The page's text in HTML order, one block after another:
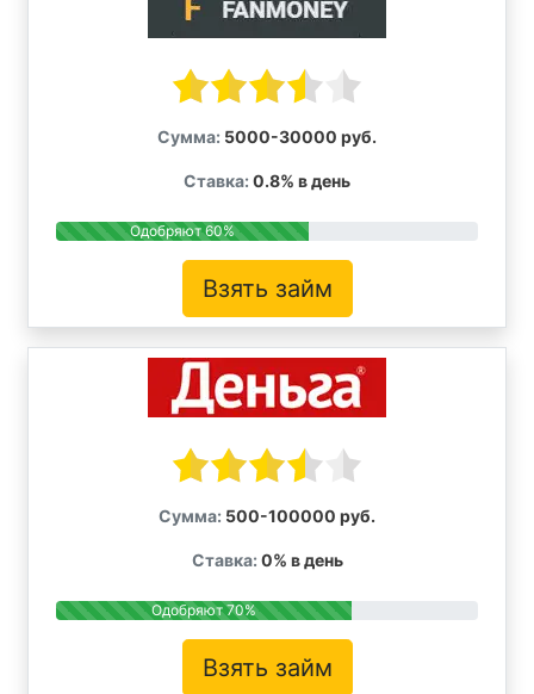
Сумма: 5000-30000 руб.
Ставка: 0.8% в день
Одобряют 60%
Взять займ
Сумма: 500-100000 руб.
Ставка: 0% в день
Одобряют 70%
Взять займ